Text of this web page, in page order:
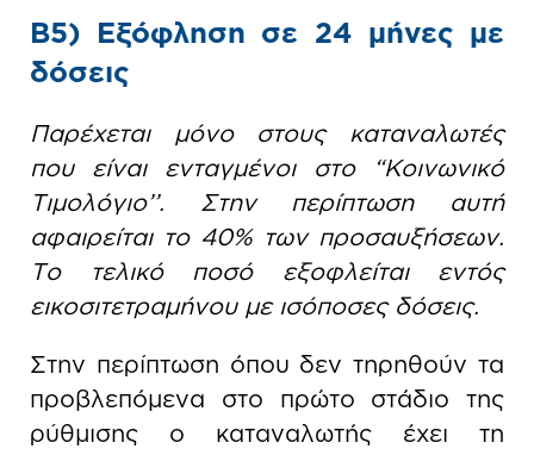
Β5) Εξόφληση σε 24 μήνες με
δόσεις
Παρέχεται μόνο στους καταναλωτές
που είναι ενταγμένοι στο “Κοινωνικό
Τιμολόγιο’’. Στην περίπτωση αυτή
αφαιρείται το 40% των προσαυξήσεων.
Το τελικό ποσό εξοφλείται εντός
εικοσιτετραμήνου με ισόποσες δόσεις.
Στην περίπτωση όπου δεν τηρηθούν τα
προβλεπόμενα στο πρώτο στάδιο της
ρύθμισης ο καταναλωτής έχει τη